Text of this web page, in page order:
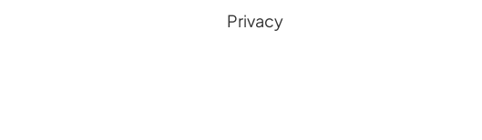
Privacy